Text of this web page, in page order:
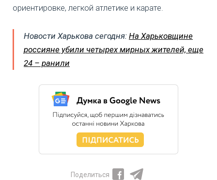
ориентировке, легкой атлетике и карате.
Новости Харькова сегодня: На Харьковщине
россияне убили четырех мирных жителей, еще
24 – ранили
Поделиться